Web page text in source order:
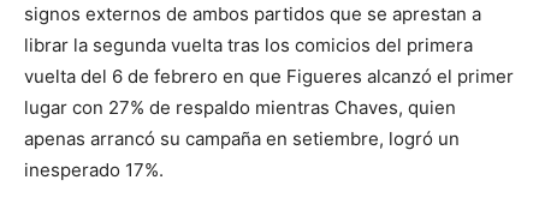
signos externos de ambos partidos que se aprestan a
librar la segunda vuelta tras los comicios del primera
vuelta del 6 de febrero en que Figueres alcanzó el primer
lugar con 27% de respaldo mientras Chaves, quien
apenas arrancó su campaña en setiembre, logró un
inesperado 17%.